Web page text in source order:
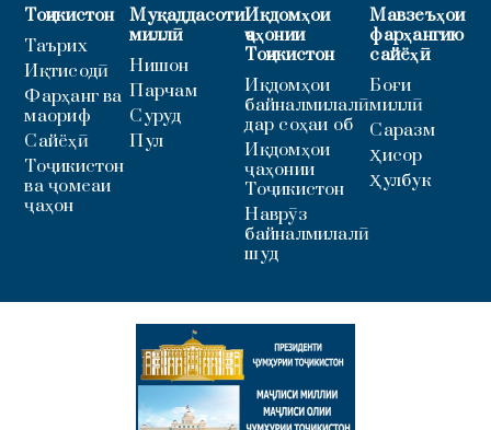
Тоҷикистон
Таърих
Иқтисодӣ
Фарҳанг ва
маориф
Сайёҳӣ
Тоҷикистон
ва ҷомеаи
ҷаҳон
Муқаддасоти
миллӣ
Нишон
Парчам
Суруд
Пул
Иқдомҳои
ҷаҳонии
Тоҷикистон
Иқдомҳои
байналмилалӣ
дар соҳаи об
Иқдомҳои
ҷаҳонии
Тоҷикистон
Наврӯз
байналмилалӣ
шуд
Мавзеъҳои
фарҳангию
сайёҳӣ
Боғи
миллӣ
Саразм
Ҳисор
Ҳулбук